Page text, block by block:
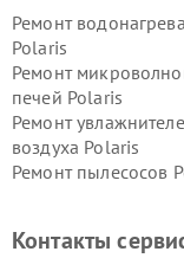
Ремонт
Polaris
Ремонт
печей Polaris
Ремонт
воздуха Polaris
Ремонт пылесосов
Контакты